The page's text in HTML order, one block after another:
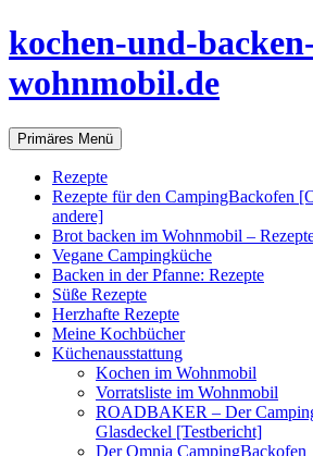
kochen-und-
wohnmobil.de
Suchen
Primäres Menü
Rezepte
Rezepte für den CampingBackofen
andere]
Brot backen im Wohnmobil –
Vegane Campingküche
Backen in der Pfanne: Rezepte
Süße Rezepte
Herzhafte Rezepte
Meine Kochbücher
Küchenausstattung
Kochen im Wohnmobil
Vorratsliste im Wohnmobil
ROADBAKER – Der
Glasdeckel [Testbericht]
Der Omnia CampingBackofen